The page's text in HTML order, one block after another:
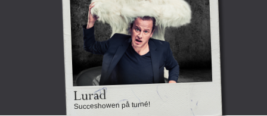
Succeshowen på turné!